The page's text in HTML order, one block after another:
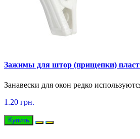
Зажимы для штор (прищепки)
Занавески для окон редко
1.20 грн.
Купить